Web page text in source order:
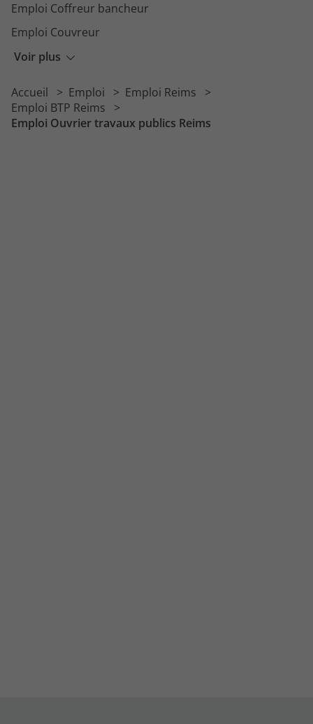
Voir plus
Emploi Coffreur bancheur
Emploi Couvreur
Emploi Maçon VRD
Emploi Conducteur d'engins
Accueil Emploi
Emploi Reims
Emploi BTP Reims
Emploi Ouvrier travaux publics Reims